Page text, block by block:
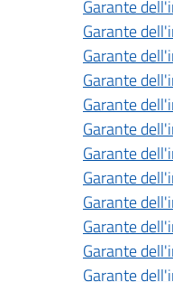
Garante
Garante
Garante
Garante
Garante
Garante
Garante
Garante
Garante
Garante
Garante
Garante